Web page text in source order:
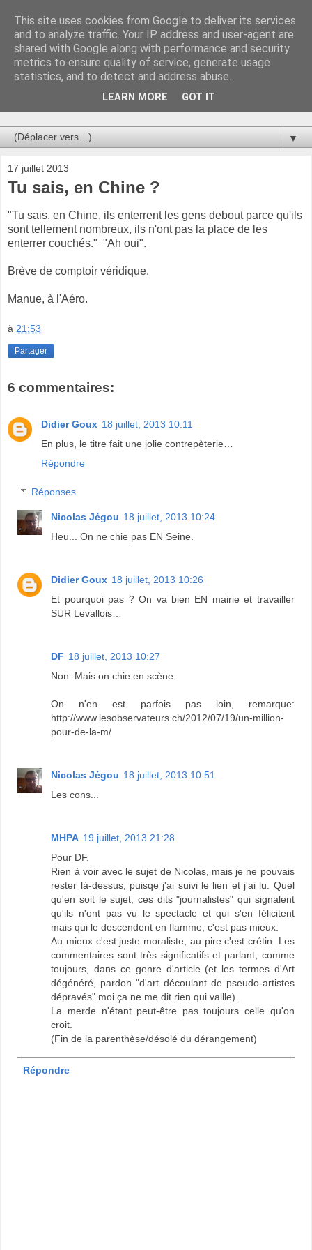
Au bistro !
La connerie étant le seul chemin susceptible de nous faire
entrevoir une parcelle de vérité, utilisons la par des moyens
de communication efficaces. Le temps qu'on remplisse nos
▼
17 juillet 2013
Tu sais, en Chine ?
"Tu sais, en Chine, ils enterrent les gens debout parce qu'ils
sont tellement nombreux, ils n'ont pas la place de les
enterrer couchés." "Ah oui".
Brève de comptoir véridique.
Manue, à l'Aéro.
à 21:53
Partager
6 commentaires:
Didier Goux 18 juillet, 2013 10:11
En plus, le titre fait une jolie contrepèterie…
Répondre
Réponses
Nicolas Jégou 18 juillet, 2013 10:24
Heu... On ne chie pas EN Seine.
Didier Goux 18 juillet, 2013 10:26
Et pourquoi pas ? On va bien EN mairie et travailler
SUR Levallois…
DF 18 juillet, 2013 10:27
Non. Mais on chie en scène.
On n'en est parfois pas loin, remarque:
http://www.lesobservateurs.ch/2012/07/19/un-million-
pour-de-la-m/
Nicolas Jégou 18 juillet, 2013 10:51
Les cons...
MHPA 19 juillet, 2013 21:28
Pour DF.
Rien à voir avec le sujet de Nicolas, mais je ne pouvais
rester là-dessus, puisqe j'ai suivi le lien et j'ai lu. Quel
qu'en soit le sujet, ces dits "journalistes" qui signalent
qu'ils n'ont pas vu le spectacle et qui s'en félicitent
mais qui le descendent en flamme, c'est pas mieux.
Au mieux c'est juste moraliste, au pire c'est crétin. Les
commentaires sont très significatifs et parlant, comme
toujours, dans ce genre d'article (et les termes d'Art
dégénéré, pardon "d'art découlant de pseudo-artistes
dépravés" moi ça ne me dit rien qui vaille) .
La merde n'étant peut-être pas toujours celle qu'on
croit.
(Fin de la parenthèse/désolé du dérangement)
Répondre
This site uses cookies from Google to deliver its services
and to analyze traffic. Your IP address and user-agent are
shared with Google along with performance and security
metrics to ensure quality of service, generate usage
statistics, and to detect and address abuse.
LEARN MORE GOT IT